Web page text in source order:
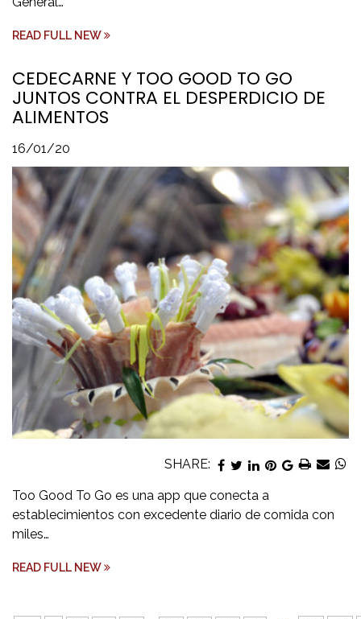
READ FULL NEW
CEDECARNE Y TOO GOOD TO GO
JUNTOS CONTRA EL DESPERDICIO DE
ALIMENTOS
16/01/20
SHARE:
Too Good To Go es una app que conecta a
establecimientos con excedente diario de comida con
miles…
READ FULL NEW